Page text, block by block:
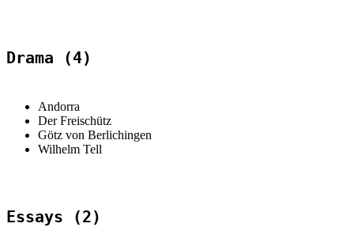
Drama (4)
Andorra
Der Freischütz
Götz von Berlichingen
Wilhelm Tell
Essays (2)